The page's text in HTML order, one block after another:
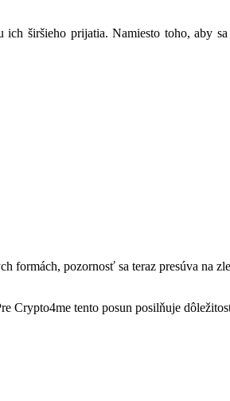
širšieho prijatia. Namiesto toho, aby sa
pozornosť sa teraz presúva na
Crypto4me tento posun posilňuje